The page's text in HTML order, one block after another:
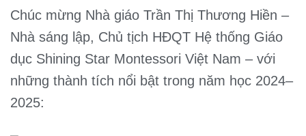
Chúc mừng Nhà giáo Trần Thị Thương Hiền –
Nhà sáng lập, Chủ tịch HĐQT Hệ thống Giáo
dục Shining Star Montessori Việt Nam – với
những thành tích nổi bật trong năm học 2024–
2025: